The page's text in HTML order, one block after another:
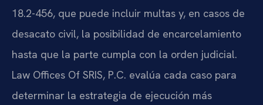
18.2-456, que puede incluir multas y, en casos de
desacato civil, la posibilidad de encarcelamiento
hasta que la parte cumpla con la orden judicial.
Law Offices Of SRIS, P.C. evalúa cada caso para
determinar la estrategia de ejecución más